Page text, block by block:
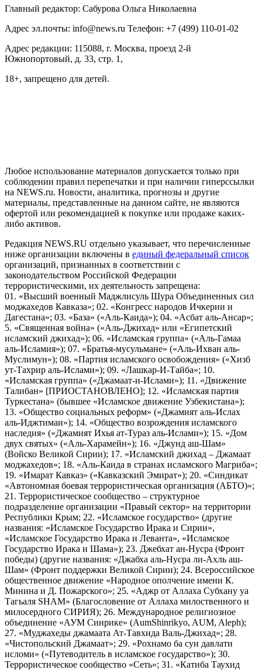
Главный редактор: Сабурова Ольга Николаевна
Адрес эл.почты: info@news.ru Телефон: +7 (499) 110-01-02
Адрес редакции: 115088, г. Москва, проезд 2-й
Южнопортовый, д. 33, стр. 1,
18+, запрещено для детей.
Любое использование материалов допускается только при
соблюдении правил перепечатки и при наличии гиперссылки
на NEWS.ru. Новости, аналитика, прогнозы и другие
материалы, представленные на данном сайте, не являются
офертой или рекомендацией к покупке или продаже каких-
либо активов.
Редакция NEWS.RU отдельно указывает, что перечисленные
ниже организации включены в единый федеральный список
организаций, признанных в соответствии с
законодательством Российской Федерации
террористическими, их деятельность запрещена:
01. «Высший военный Маджлисуль Шура Объединенных сил
моджахедов Кавказа»; 02. «Конгресс народов Ичкерии и
Дагестана»; 03. «База» («Аль-Каида»); 04. «Асбат аль-Ансар»;
5. «Священная война» («Аль-Джихад» или «Египетский
исламский джихад»); 06. «Исламская группа» («Аль-Гамаа
аль-Исламия»); 07. «Братья-мусульмане» («Аль-Ихван аль-
Муслимун»); 08. «Партия исламского освобождения» («Хизб
ут-Тахрир аль-Ислами»); 09. «Лашкар-И-Тайба»; 10.
«Исламская группа» («Джамаат-и-Ислами»); 11. «Движение
Талибан» [ПРИОСТАНОВЛЕНО]; 12. «Исламская партия
Туркестана» (бывшее «Исламское движение Узбекистана»);
13. «Общество социальных реформ» («Джамият аль-Ислах
аль-Иджтимаи»); 14. «Общество возрождения исламского
наследия» («Джамият Ихья ат-Тураз аль-Ислами»); 15. «Дом
двух святых» («Аль-Харамейн»); 16. «Джунд аш-Шам»
(Войско Великой Сирии); 17. «Исламский джихад – Джамаат
моджахедов»; 18. «Аль-Каида в странах исламского Магриба»;
19. «Имарат Кавказ» («Кавказский Эмират»); 20. «Синдикат
«Автономная боевая террористическая организация (АБТО)»;
21. Террористическое сообщество – структурное
подразделение организации «Правый сектор» на территории
Республики Крым; 22. «Исламское государство» (другие
названия: «Исламское Государство Ирака и Сирии»,
«Исламское Государство Ирака и Леванта», «Исламское
Государство Ирака и Шама»); 23. Джебхат ан-Нусра (Фронт
победы) (другие названия: «Джабха аль-Нусра ли-Ахль аш-
Шам» (Фронт поддержки Великой Сирии); 24. Всероссийское
общественное движение «Народное ополчение имени К.
Минина и Д. Пожарского»; 25. «Аджр от Аллаха Субхану уа
Тагьаля SHAM» (Благословение от Аллаха милоственного и
милосердного СИРИЯ); 26. Международное религиозное
объединение «АУМ Синрике» (AumShinrikyo, AUM, Aleph);
27. «Муджахеды джамаата Ат-Тавхида Валь-Джихад»; 28.
«Чистопольский Джамаат»; 29. «Рохнамо ба суи давлати
исломи» («Путеводитель в исламское государство»); 30.
Террористическое сообщество «Сеть»; 31. «Катиба Таухид